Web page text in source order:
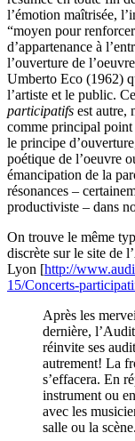
l’émotion maîtrisée,
“moyen pour
d’appartenance à
l’ouverture de
Umberto Eco (1962)
l’artiste et le public.
participatifs est autre,
comme principal point
le principe
poétique de l’oeuvre
émancipation de la
résonances –
productiviste – dans
On trouve le même
discrète sur le site de
Lyon [http://
15/Concerts-
Après les
dernière,
réinvite ses
autrement! La
s’effacera. En
instrument ou
avec les
salle ou la